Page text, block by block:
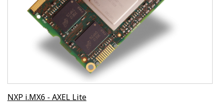
NXP i.MX6 - AXEL Lite